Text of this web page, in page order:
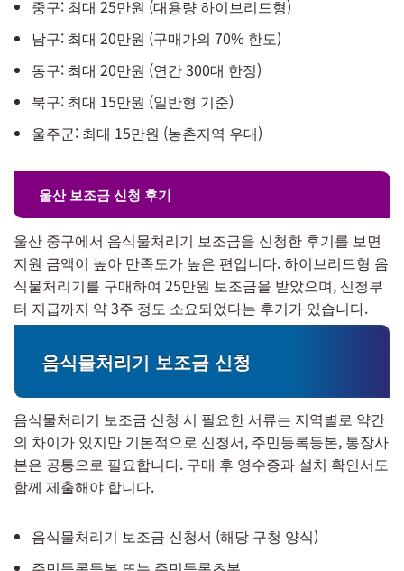
중구: 최대 25만원 (대용량 하이브리드형)
남구: 최대 20만원 (구매가의 70% 한도)
동구: 최대 20만원 (연간 300대 한정)
북구: 최대 15만원 (일반형 기준)
울주군: 최대 15만원 (농촌지역 우대)
울산 보조금 신청 후기
울산 중구에서 음식물처리기 보조금을 신청한 후기를 보면
지원 금액이 높아 만족도가 높은 편입니다. 하이브리드형 음
식물처리기를 구매하여 25만원 보조금을 받았으며, 신청부
터 지급까지 약 3주 정도 소요되었다는 후기가 있습니다.
음식물처리기 보조금 신청
음식물처리기 보조금 신청 시 필요한 서류는 지역별로 약간
의 차이가 있지만 기본적으로 신청서, 주민등록등본, 통장사
본은 공통으로 필요합니다. 구매 후 영수증과 설치 확인서도
함께 제출해야 합니다.
음식물처리기 보조금 신청서 (해당 구청 양식)